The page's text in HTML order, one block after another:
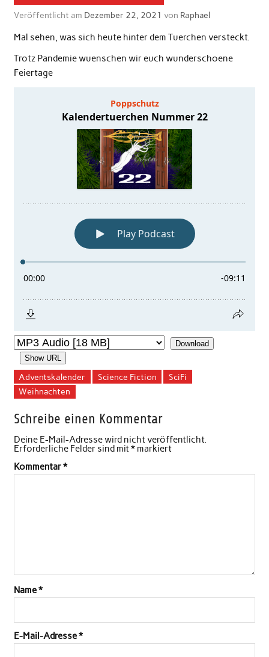
Veröffentlicht am Dezember 22, 2021 von Raphael
Mal sehen, was sich heute hinter dem Tuerchen versteckt.
Trotz Pandemie wuenschen wir euch wunderschoene
Feiertage
Download
Show URL
Adventskalender Science Fiction
SciFi
Weihnachten
Schreibe einen Kommentar
Deine E-Mail-Adresse wird nicht veröffentlicht.
Erforderliche Felder sind mit*markiert
Kommentar*
Name*
E-Mail-Adresse*